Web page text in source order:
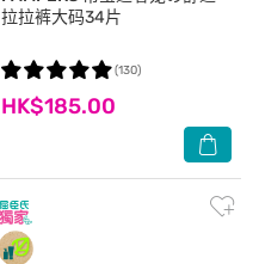
拉拉裤大码34片
HK$185.00
(130)